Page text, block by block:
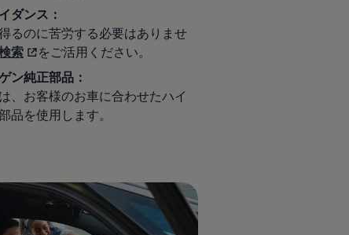
ダンス：
るのに苦労する必要はありませ
索
をご活用ください。
ン純正部品：
、お客様のお車に合わせたハイ
品を使用します。